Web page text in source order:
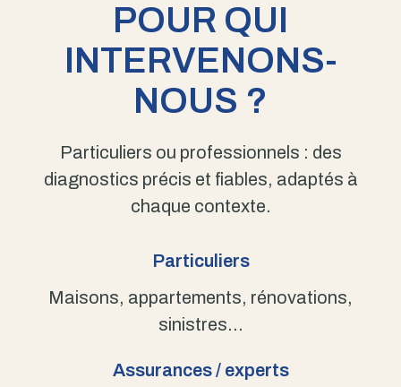
POUR QUI
INTERVENONS-
NOUS ?
Particuliers ou professionnels : des
diagnostics précis et fiables, adaptés à
chaque contexte.
Particuliers
Maisons, appartements, rénovations,
sinistres…
Assurances / experts